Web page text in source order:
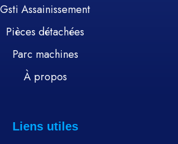
Gsti Assainissement
Pièces détachées
Parc machines
À propos
Liens utiles